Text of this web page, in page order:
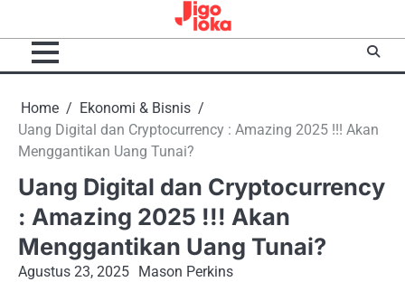
content
Home
Ekonomi & Bisnis
Uang Digital dan Cryptocurrency : Amazing 2025 !!! Akan
Menggantikan Uang Tunai?
Uang Digital dan Cryptocurrency
: Amazing 2025 !!! Akan
Menggantikan Uang Tunai?
Agustus 23, 2025 Mason Perkins